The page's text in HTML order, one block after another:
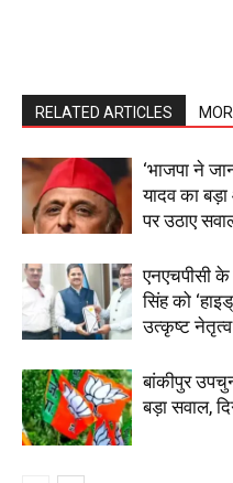
RELATED ARTICLES
‘भाजपा ने
यादव का
पर उठाए
एनएचपीसी
सिंह को
उत्कृष्ट नेतृत्व
बांकीपुर
बड़ा सवाल,